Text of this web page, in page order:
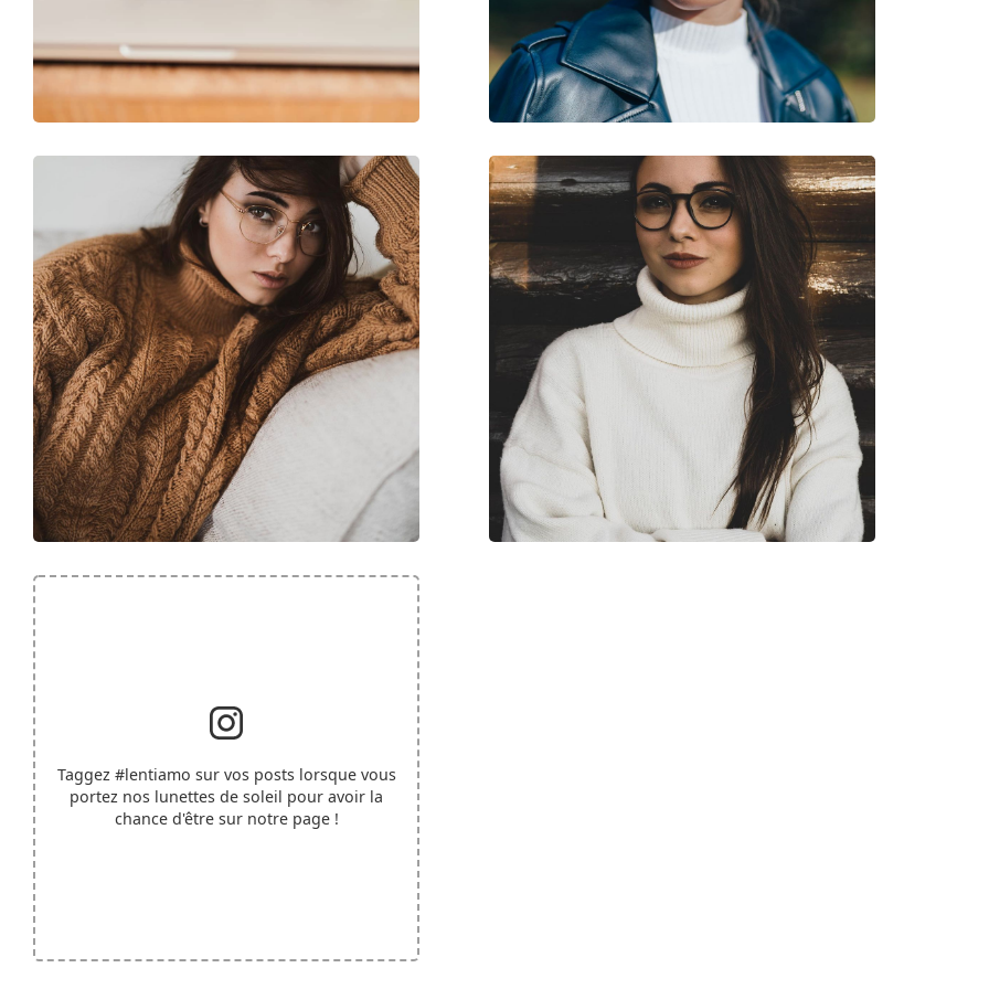
Code:
0RA7120 5001 54
Taggez #lentiamo sur vos posts lorsque vous
portez nos lunettes de soleil pour avoir la
chance d'être sur notre page !